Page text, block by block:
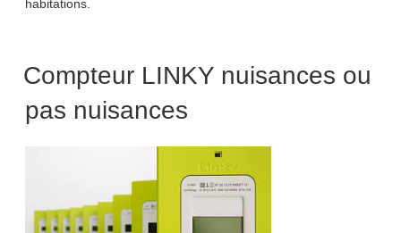
habitations.
Compteur LINKY nuisances ou
pas nuisances